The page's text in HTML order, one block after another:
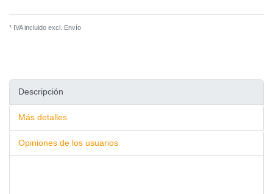
* IVA incluido excl. Envío
Descripción
Más detalles
Opiniones de los usuarios